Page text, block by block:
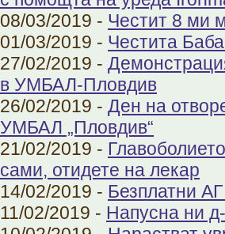
08/03/2019 - Честит 8 ми
01/03/2019 - Честита
27/02/2019 -
в УМБАЛ-Пловдив
26/02/2019 - Ден на
УМБАЛ „Пловдив“
21/02/2019 -
сами, отидете на лекар
14/02/2019 - Безплатни
11/02/2019 - Напусна ни